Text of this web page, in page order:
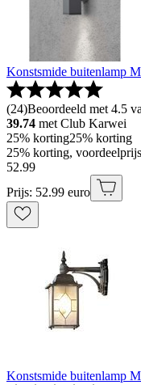
Konstsmide buitenlamp
(24)Beoordeeld met 4.5
39.74 met Club Karwei
25% korting25% korting
25% korting,
52.99
Prijs: 52.99 euro
Konstsmide buitenlamp